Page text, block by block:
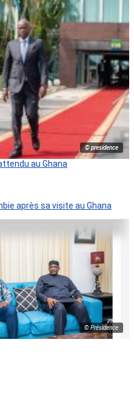
© presidence
au Ghana
après sa visite au Ghana
© Présidence